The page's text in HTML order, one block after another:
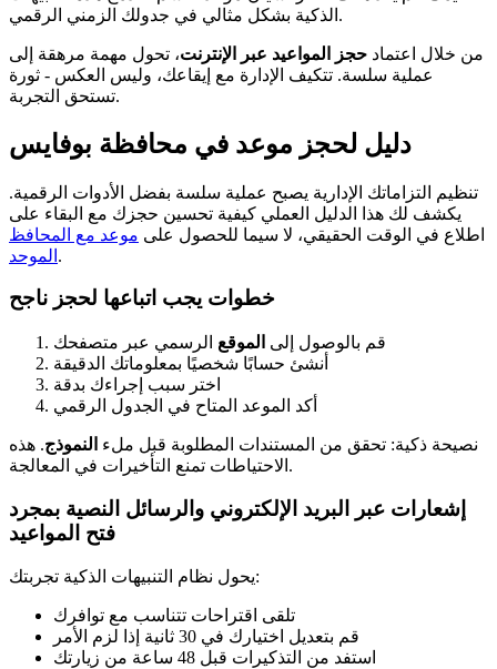
الذكية بشكل مثالي في جدولك الزمني الرقمي.
من خلال اعتماد حجز المواعيد عبر الإنترنت، تحول مهمة مرهقة إلى
عملية سلسة. تتكيف الإدارة مع إيقاعك، وليس العكس - ثورة
تستحق التجربة.
دليل لحجز موعد في محافظة بوفايس
تنظيم التزاماتك الإدارية يصبح عملية سلسة بفضل الأدوات الرقمية.
يكشف لك هذا الدليل العملي كيفية تحسين حجزك مع البقاء على
اطلاع في الوقت الحقيقي، لا سيما للحصول على موعد مع المحافظ
الموحد .
خطوات يجب اتباعها لحجز ناجح
قم بالوصول إلى الموقع الرسمي عبر متصفحك
أنشئ حسابًا شخصيًا بمعلوماتك الدقيقة
اختر سبب إجراءك بدقة
أكد الموعد المتاح في الجدول الرقمي
نصيحة ذكية: تحقق من المستندات المطلوبة قبل ملء النموذج. هذه
الاحتياطات تمنع التأخيرات في المعالجة.
إشعارات عبر البريد الإلكتروني والرسائل النصية بمجرد
فتح المواعيد
يحول نظام التنبيهات الذكية تجربتك:
تلقى اقتراحات تتناسب مع توافرك
قم بتعديل اختيارك في 30 ثانية إذا لزم الأمر
استفد من التذكيرات قبل 48 ساعة من زيارتك